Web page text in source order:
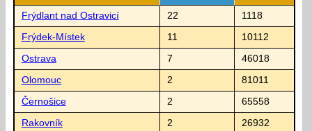
Frýdlant nad Ostravicí 22 1118
Frýdek-Místek 11 10112
Ostrava 7 46018
Olomouc 2 81011
Černošice 2 65558
Rakovník 2 26932